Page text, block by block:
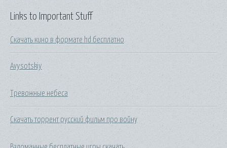
Links to Important Stuff
Скачать кино в формате hd бесплатно
Avysotskiy
Тревожные небеса
Скачать торрент русский фильм про войну